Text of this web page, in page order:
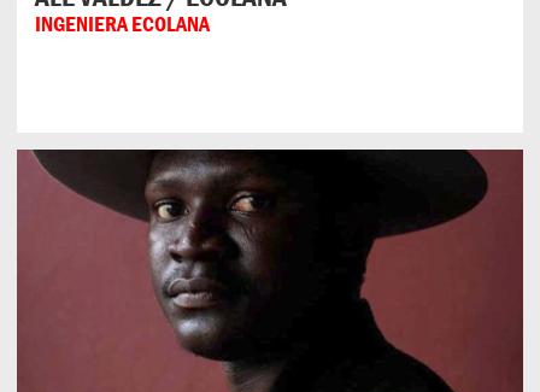
INGENIERA ECOLANA